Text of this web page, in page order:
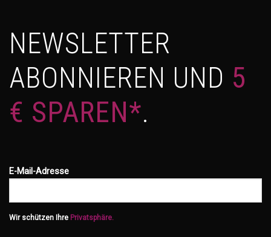
NEWSLETTER
ABONNIEREN UND 5
€ SPAREN*.
E-Mail-Adresse
Wir schützen Ihre Privatsphäre.